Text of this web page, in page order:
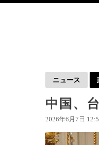
ニュース
中国、
2026年6月7日